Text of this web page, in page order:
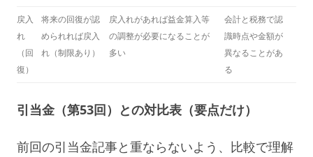
戻入
れ
（回
復）
将来の回復が認
められれば戻入
れ（制限あり）
戻入れがあれば益金算入等
の調整が必要になることが
多い
会計と税務で認
識時点や金額が
異なることがあ
る
引当金（第53回）との対比表（要点だけ）
前回の引当金記事と重ならないよう、比較で理解